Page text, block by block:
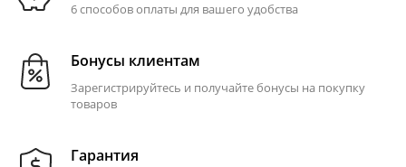
6 способов оплаты для вашего удобства
Бонусы клиентам
Зарегистрируйтесь и получайте бонусы на покупку
товаров
Гарантия